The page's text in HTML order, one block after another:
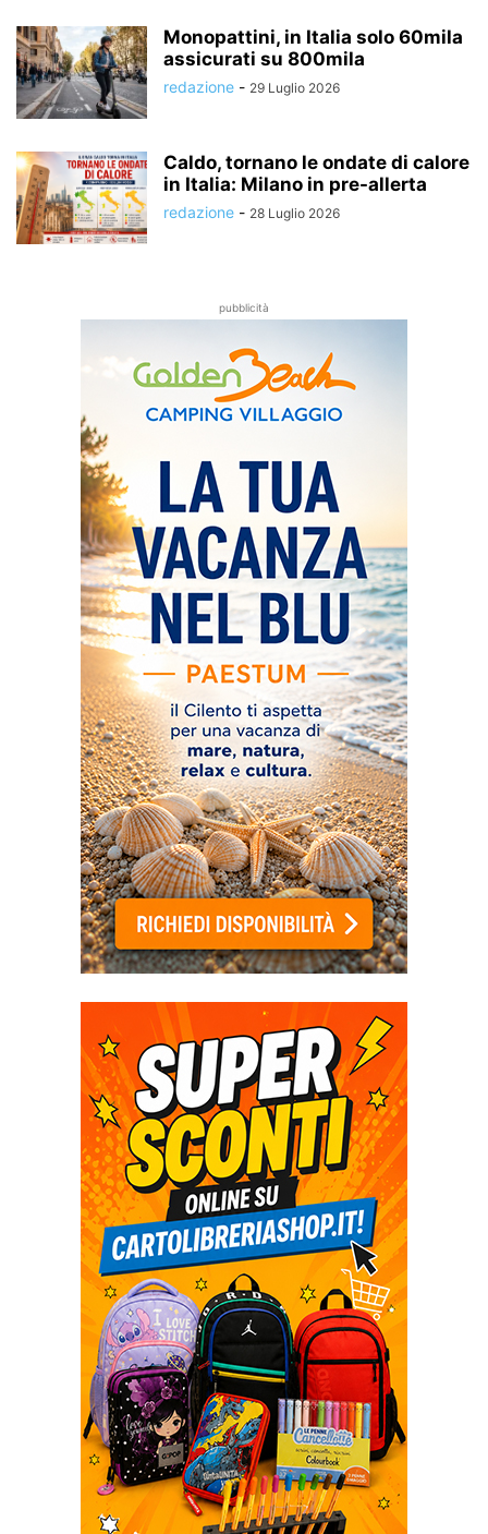
Monopattini, in Italia solo 60mila
assicurati su 800mila
redazione - 29 Luglio 2026
Caldo, tornano le ondate di calore
in Italia: Milano in pre-allerta
redazione - 28 Luglio 2026
pubblicità